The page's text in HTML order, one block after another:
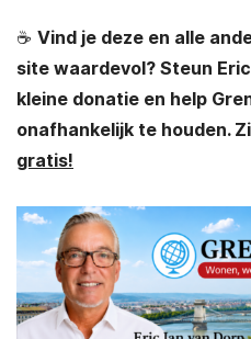
☕ Vind je deze en alle
site waardevol? Steun
kleine donatie en help
onafhankelijk te houden.
gratis!